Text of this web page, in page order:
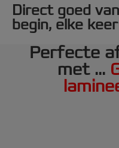
Direct goed
begin, elke
Perfecte
met ...